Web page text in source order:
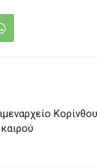
Κορίνθου